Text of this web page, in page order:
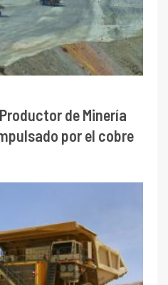
de Minería
por el cobre